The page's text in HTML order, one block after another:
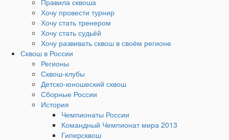
Правила сквоша
Хочу провести турнир
Хочу стать тренером
Хочу стать судьёй
Хочу развивать сквош в своём регионе
Сквош в России
Регионы
Сквош-клубы
Детско-юношеский сквош
Сборные России
История
Чемпионаты России
Командный Чемпионат мира 2013
Гиперсквош